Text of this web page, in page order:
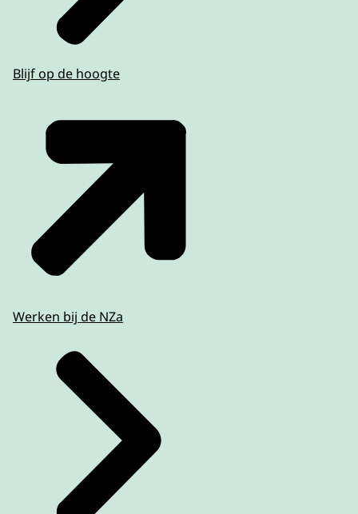
Blijf op de hoogte
Werken bij de NZa